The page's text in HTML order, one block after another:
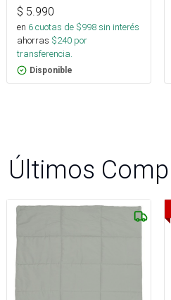
$ 5.990
en 6cuotas de $998sin interés
ahorras $240 por
transferencia.
Disponible
Últimos